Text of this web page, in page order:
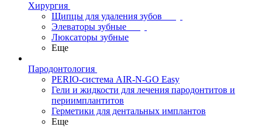
Хирургия
Щипцы для удаления зубов
Элеваторы зубные
Люксаторы зубные
Еще
Пародонтология
PERIO-система AIR-N-GO Easy
Гели и жидкости для лечения пародонтитов и
периимплантитов
Герметики для дентальных имплантов
Еще